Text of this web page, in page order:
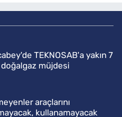
TEKNOSAB'a yakın 7
müjdesi
araçlarını
kullanamayacak